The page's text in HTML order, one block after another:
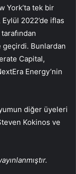
York’ta tek bir
2022’de iflas
geçirdi. Bunlardan
Capital,
Energy’nin
diğer üyeleri
Kokinos ve